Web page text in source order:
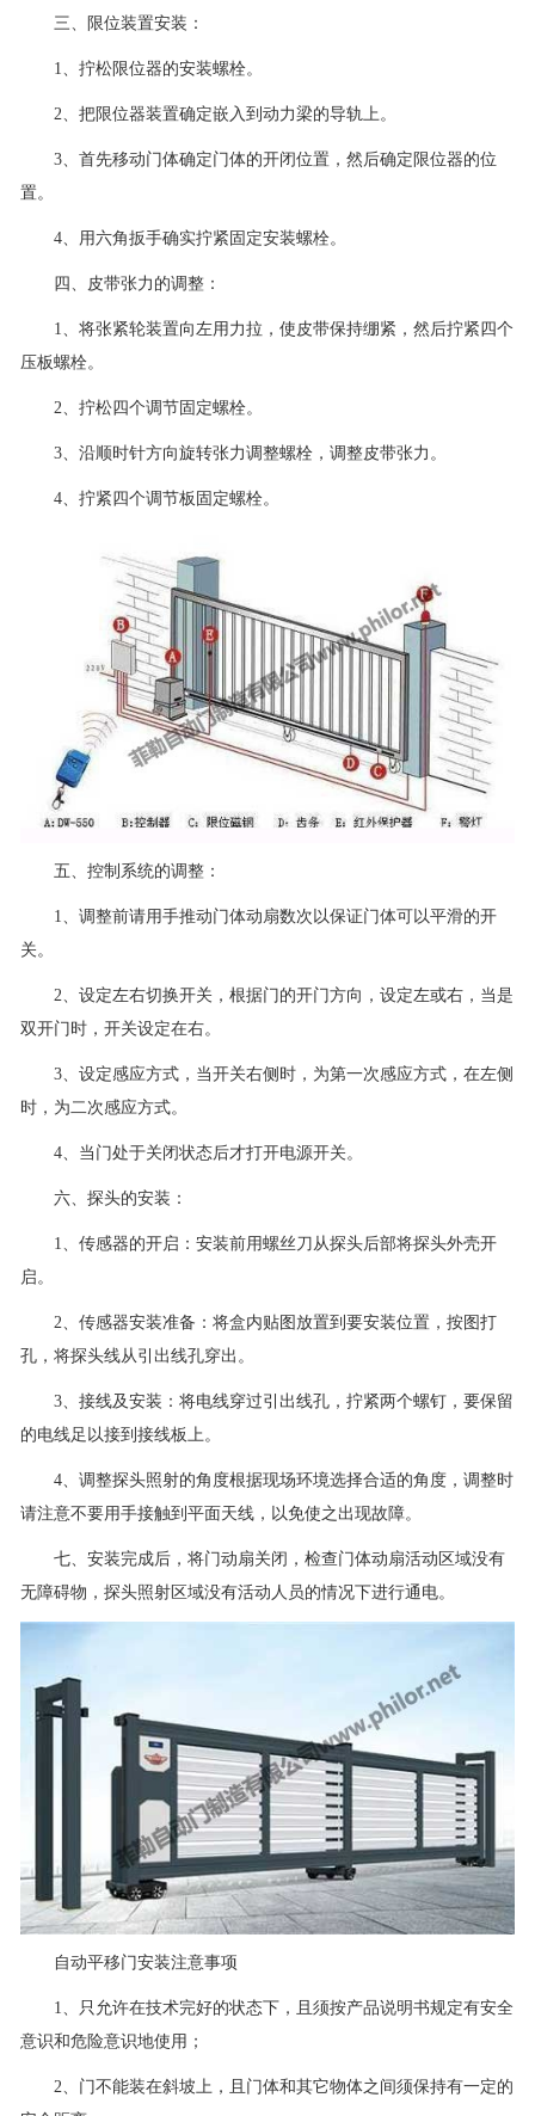
三、限位装置安装：
1、拧松限位器的安装螺栓。
2、把限位器装置确定嵌入到动力梁的导轨上。
3、首先移动门体确定门体的开闭位置，然后确定限位器的位
置。
4、用六角扳手确实拧紧固定安装螺栓。
四、皮带张力的调整：
1、将张紧轮装置向左用力拉，使皮带保持绷紧，然后拧紧四个
压板螺栓。
2、拧松四个调节固定螺栓。
3、沿顺时针方向旋转张力调整螺栓，调整皮带张力。
4、拧紧四个调节板固定螺栓。
五、控制系统的调整：
1、调整前请用手推动门体动扇数次以保证门体可以平滑的开
关。
2、设定左右切换开关，根据门的开门方向，设定左或右，当是
双开门时，开关设定在右。
3、设定感应方式，当开关右侧时，为第一次感应方式，在左侧
时，为二次感应方式。
4、当门处于关闭状态后才打开电源开关。
六、探头的安装：
1、传感器的开启：安装前用螺丝刀从探头后部将探头外壳开
启。
2、传感器安装准备：将盒内贴图放置到要安装位置，按图打
孔，将探头线从引出线孔穿出。
3、接线及安装：将电线穿过引出线孔，拧紧两个螺钉，要保留
的电线足以接到接线板上。
4、调整探头照射的角度根据现场环境选择合适的角度，调整时
请注意不要用手接触到平面天线，以免使之出现故障。
七、安装完成后，将门动扇关闭，检查门体动扇活动区域没有
无障碍物，探头照射区域没有活动人员的情况下进行通电。
自动平移门安装注意事项
1、只允许在技术完好的状态下，且须按产品说明书规定有安全
意识和危险意识地使用；
2、门不能装在斜坡上，且门体和其它物体之间须保持有一定的